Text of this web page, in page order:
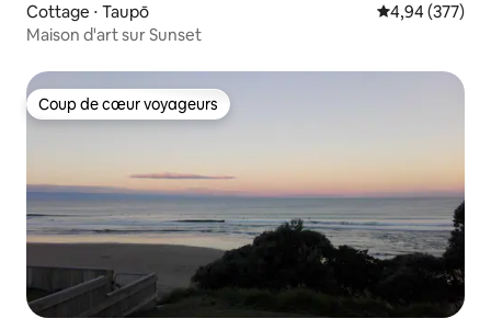
Cottage ⋅ Taupō Évaluation
4,94 (377)
Maison d'art sur Sunset
Coup de cœur voyageurs
Coup de cœur voyageurs